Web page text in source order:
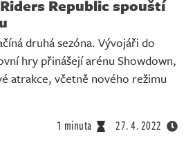
Republic spouští
druhá sezóna. Vývojáři do
hry přinášejí arénu Showdown,
atrakce, včetně nového režimu
1 minuta 27. 4. 2022